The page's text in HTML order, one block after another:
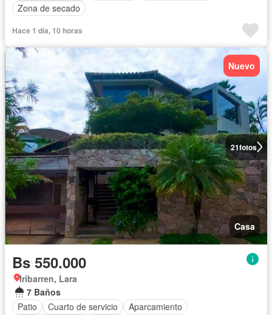
Zona de secado
Hace 1 día, 10 horas
21fotos
Nuevo
Casa
Bs 550.000
Iribarren, Lara
7 Baños
Patio
Cuarto de servicio
Aparcamiento